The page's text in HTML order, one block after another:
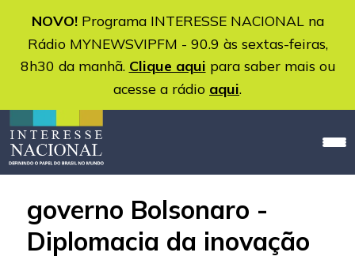
NOVO!Programa INTERESSE NACIONAL na
Rádio MYNEWSVIPFM - 90.9 às sextas-feiras,
8h30 da manhã. Clique aqui para saber mais ou
acesse a rádio aqui.
governo Bolsonaro -
Diplomacia da inovação